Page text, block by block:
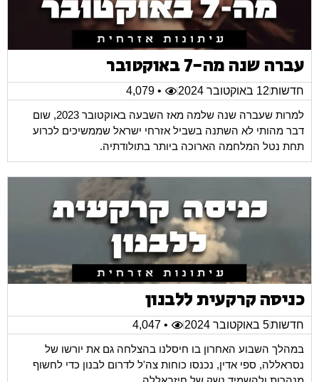
עברה שנה מה-7 באוקטובר
חדשות12 באוקטובר 2024
• 4,079
למרות שעברה שנה שלמה מאז השבעה באוקטובר 2023, שום
דבר מהותי לא השתנה בשביל אזרחי ישראל שממשיכים לכרוע
תחת נטל המלחמה הארוכה ביותר בתולודתיה.
כניסה קרקעית ללבנון
חדשות5 באוקטובר 2024
• 4,047
במהלך השבוע האחרון בו חיסלנו בהצלחה גם את יורשו של
נסראללה, ספי אדין, נכנסו כוחות צה'ל לדרום לבנון כדי לחשוף